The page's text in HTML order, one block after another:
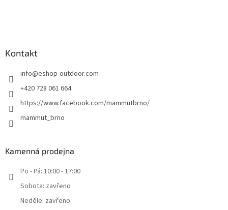
Kontakt
info@eshop-outdoor.com
+420 728 061 664
https://www.facebook.com/mammutbrno/
mammut_brno
Kamenná prodejna
Po - Pá: 10:00 - 17:00
Sobota: zavřeno
Neděle: zavřeno